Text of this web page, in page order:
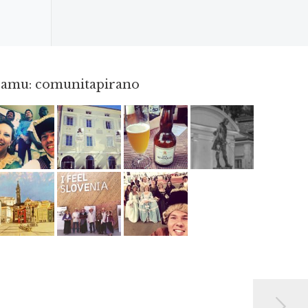
comunitapirano
Maj 23 Apr 3 Jun 3 Apr 18
Jun 12 Maj 2 Maj 15